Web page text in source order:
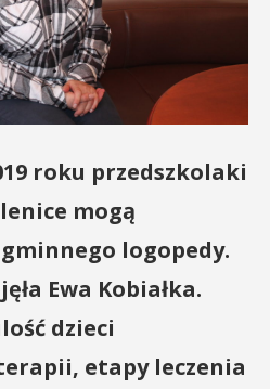
roku przedszkolaki
mogą
logopedy.
Ewa Kobiałka.
dzieci
etapy leczenia